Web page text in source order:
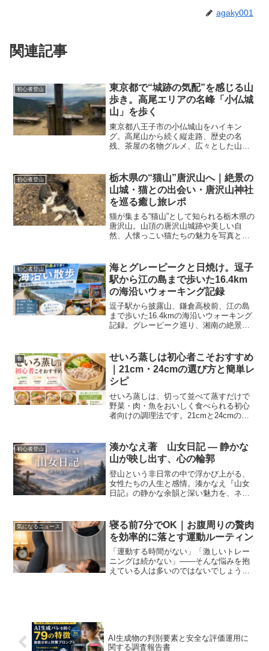
agaky001
関連記事
初心者登山
東京都で“城跡の気配”を感じる山
歩き。高尾エリアの名峰「小仏城
山」を歩く
東京都八王子市の小仏城山をハイキン
グ。高尾山から続く縦走路、歴史の名
残、茶屋の名物グルメ、広々とした山頂
初心者登山
栃木県の“猫山”唐沢山へ｜絶景の
山城・猫との出会い・唐沢山神社
を巡る癒し旅レポ
猫が集まる“猫山”として知られる栃木県の
唐沢山。山頂の唐沢山城跡や美しい自
然、人懐っこい猫たちの魅力を写真とと
初心者登山
海とグレーピークと日焼け。逗子
駅から江の島まで歩いた16.4km
の海沿いウォーキング記録
逗子駅から披露山、鎌倉高校前、江の島
まで歩いた16.4kmの海沿いウォーキング
記録。グレーピーク巡り、湘南の絶景、
食
せいろ蒸しは初心者こそおすすめ
｜21cm・24cmの選び方と簡単レ
シピ
せいろ蒸しは、切って並べて蒸すだけで
野菜・肉・魚をおいしく食べられる初心
者向けの調理法です。21cmと24cmの選
します。
初心者登山
湊かなえ著 山女日記 ― 静かな
山が映し出す、心の輪郭
登山という非日常の中で浮かび上がる、
女性たちの人生と感情。湊かなえ『山女
日記』の静かな余韻と深い魅力を、ネタ
気になるニュース
寝る前7分でOK｜お腹周りの贅肉
を効率的に落とす運動ルーティン
「運動する時間がない」「激しいトレー
ニングは続かない」——そんな悩みを抱
えている人は多いのではないでしょう
AI生成物の判別要素と安全な評価運用に
関する調査報告書